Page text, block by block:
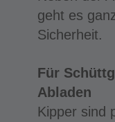
geht es
Sicherheit.
Für
Abladen
Kipper sind